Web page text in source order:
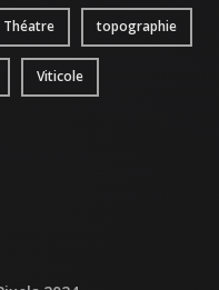
Théatre topographie
Viticole